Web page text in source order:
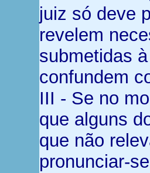
juiz só deve
revelem
submetidas
confundem
III - Se no
que alguns
que não
pronunciar-